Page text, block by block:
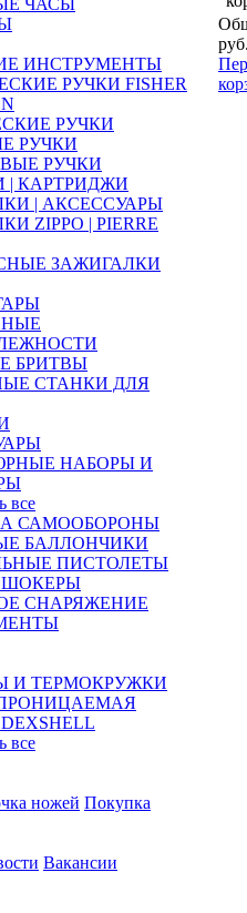
ЧАСЫ
ИНСТРУМЕНТЫ
РУЧКИ FISHER
РУЧКИ
РУЧКИ
РУЧКИ
| КАРТРИДЖИ
| АКСЕССУАРЫ
ZIPPO | PIERRE
ЗАЖИГАЛКИ
БРИТВЫ
СТАНКИ ДЛЯ
НАБОРЫ И
все
САМООБОРОНЫ
БАЛЛОНЧИКИ
ПИСТОЛЕТЫ
СНАРЯЖЕНИЕ
И ТЕРМОКРУЖКИ
все
ножей Покупка
Вакансии